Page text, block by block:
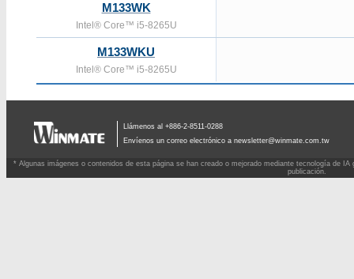
M133WK
Intel® Core™ i5-8265U
M133WKU
Intel® Core™ i5-8265U
Llámenos al +886-2-8511-0288
Envíenos un correo electrónico a newsletter@winmate.com.tw
* Algunas imágenes o contenidos de esta página se han creado o mejorado mediante tecnología de
publicación.